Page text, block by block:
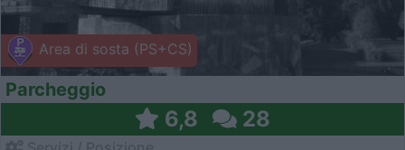
Area di sosta (PS+CS)
Parcheggio
6,8 28